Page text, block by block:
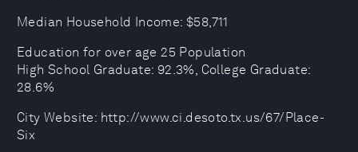
Median Household Income: $58,711
Education for over age 25 Population
High School Graduate: 92.3%, College Graduate:
28.6%
City Website: http://www.ci.desoto.tx.us/67/Place-
Six